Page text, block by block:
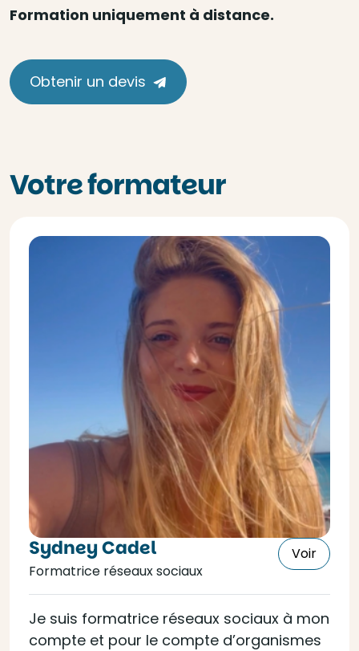
Formation uniquement à distance.
Obtenir un devis
Votre formateur
Sydney Cadel
Formatrice réseaux sociaux
Voir
Je suis formatrice réseaux sociaux à mon
compte et pour le compte d’organismes